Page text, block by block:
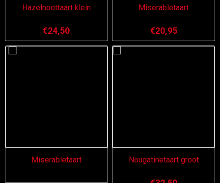
Hazelnoottaart klein
€24,50
Miserabletaart
€20,95
Miserabletaart Nougatinetaart groot